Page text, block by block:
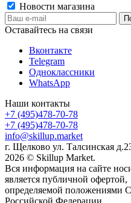
Новости магазина
Оставайтесь на связи
Вконтакте
Telegram
Одноклассники
WhatsApp
Наши контакты
+7 (495)478-70-78
+7 (495)478-70-78
info@skillup.market
г. Щелково ул. Талсинская
2026 © Skillup Market.
Вся информация на сайте
является публичной офертой,
определяемой положениями
Российской Федерации.